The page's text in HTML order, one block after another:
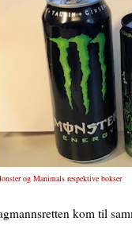
og Manimals respektive bokser
kom til